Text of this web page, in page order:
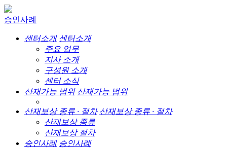
승인사례
센터소개 센터소개
주요 업무
지사 소개
구성원 소개
센터 소식
산재가능 범위 산재가능 범위
산재보상 종류 · 절차 산재보상 종류 · 절차
산재보상 종류
산재보상 절차
승인사례 승인사례